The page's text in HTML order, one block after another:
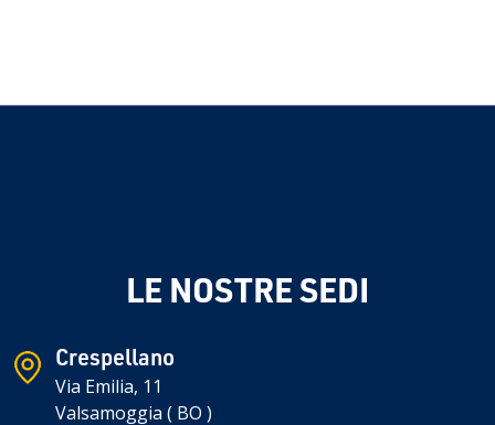
LE NOSTRE SEDI
Crespellano
Via Emilia, 11
Valsamoggia ( BO )